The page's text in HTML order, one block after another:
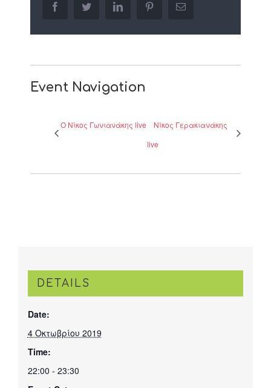
facebooktwitter linkedin pinterestEmail
Event Navigation
Ο Νίκος Γωνιανάκης live
Νίκος Γερακιανάκης
live
DETAILS
Date:
4 Οκτωβρίου 2019
Time:
22:00 - 23:30